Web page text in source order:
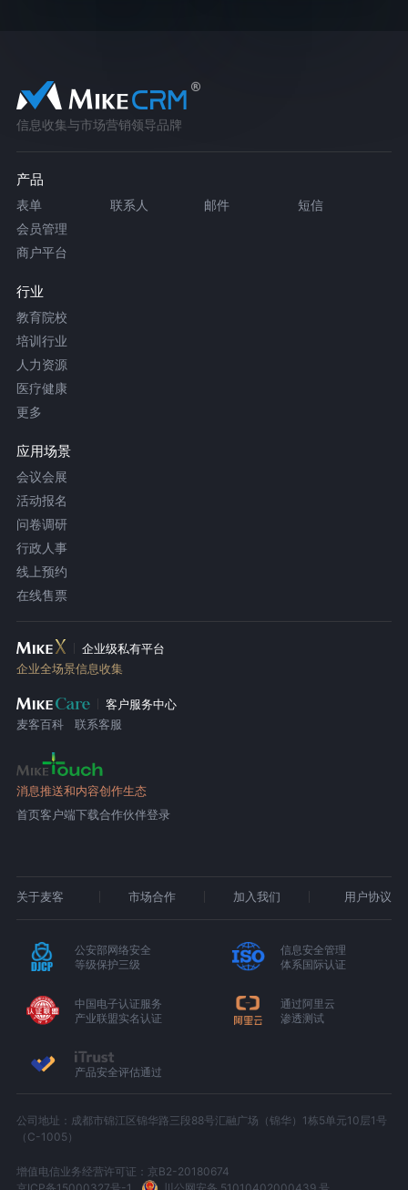
信息收集与市场营销领导品牌
产品
表单 联系人 邮件
短信
会员管理
商户平台
行业
教育院校
培训行业
人力资源
医疗健康
更多
应用场景
会议会展
活动报名
问卷调研
行政人事
线上预约
在线售票
企业级私有平台
企业全场景信息收集
客户服务中心
麦客百科
联系客服
消息推送和内容创作生态
首页客户端下载合作伙伴登录
关于麦客 市场合作 加入我们 用户协议
公安部网络安全
等级保护三级
信息安全管理
体系国际认证
中国电子认证服务
产业联盟实名认证
通过阿里云
渗透测试
产品安全评估通过
公司地址：成都市锦江区锦华路三段88号汇融广场（锦华）1栋5单元10层1号
（C-1005）
增值电信业务经营许可证：京B2-20180674